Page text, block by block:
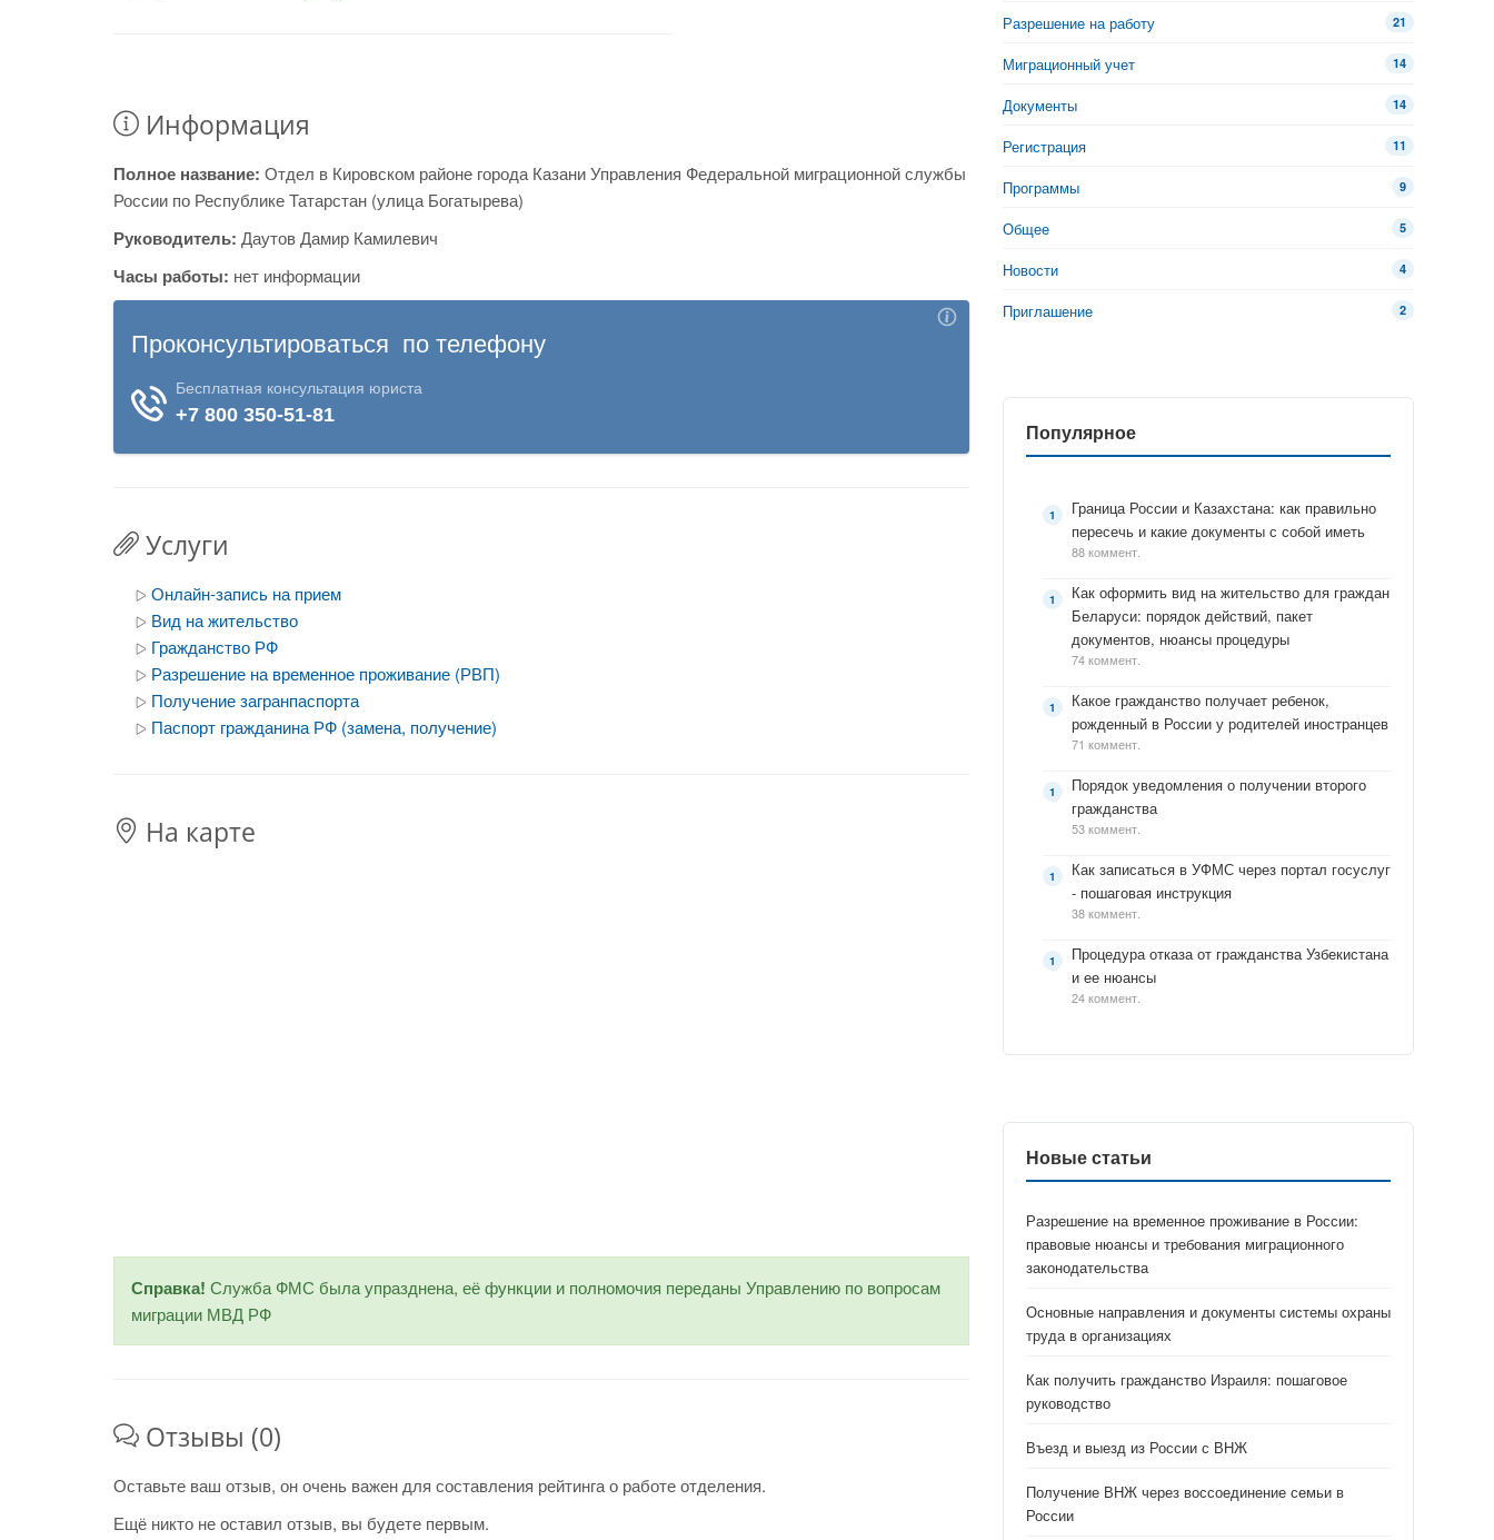
Информация
Полное название: Отдел в Кировском районе города Казани Управления Федеральной миграционной службы
России по Республике Татарстан (улица Богатырева)
Руководитель: Даутов Дамир Камилевич
Часы работы: нет информации
Услуги
Онлайн-запись на прием
Вид на жительство
Гражданство РФ
Разрешение на временное проживание (РВП)
Получение загранпаспорта
Паспорт гражданина РФ (замена, получение)
На карте
Справка! Служба ФМС была упразднена, её функции и полномочия переданы Управлению по вопросам
миграции МВД РФ
Отзывы (0)
Оставьте ваш отзыв, он очень важен для составления рейтинга о работе отделения.
Ещё никто не оставил отзыв, вы будете первым.
Разрешение на работу 21
Миграционный учет 14
Документы 14
Регистрация 11
Программы 9
Общее 5
Новости 4
Приглашение 2
Популярное
Граница России и Казахстана: как правильно
пересечь и какие документы с собой иметь
88 коммент.
Как оформить вид на жительство для граждан
Беларуси: порядок действий, пакет
документов, нюансы процедуры
74 коммент.
Какое гражданство получает ребенок,
рожденный в России у родителей иностранцев
71 коммент.
Порядок уведомления о получении второго
гражданства
53 коммент.
Как записаться в УФМС через портал госуслуг
- пошаговая инструкция
38 коммент.
Процедура отказа от гражданства Узбекистана
и ее нюансы
24 коммент.
Новые статьи
Разрешение на временное проживание в России:
правовые нюансы и требования миграционного
законодательства
Основные направления и документы системы охраны
труда в организациях
Как получить гражданство Израиля: пошаговое
руководство
Въезд и выезд из России с ВНЖ
Получение ВНЖ через воссоединение семьи в
России